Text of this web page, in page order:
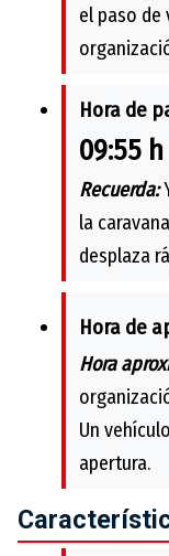
el paso de
Hora de
09:55 h
Recuerda:
la
desplaza
Hora de
Hora
Un
apertura.